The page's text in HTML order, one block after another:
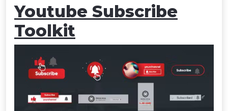
Youtube Subscribe
Toolkit